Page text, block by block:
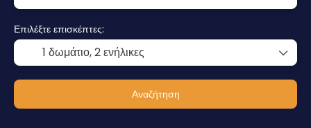
Επιλέξτε επισκέπτες:
1 δωμάτιο,2 ενήλικες
Αναζήτηση